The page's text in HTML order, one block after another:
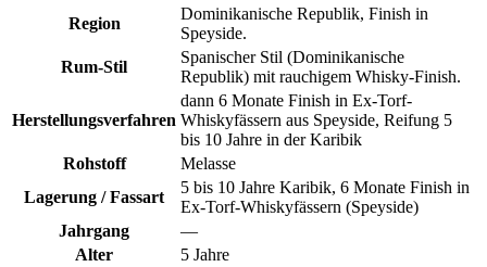
Region
Dominikanische Republik, Finish in
Speyside.
Rum-Stil
Spanischer Stil (Dominikanische
Republik) mit rauchigem Whisky-Finish.
Herstellungsverfahren
dann 6 Monate Finish in Ex-Torf-
Whiskyfässern aus Speyside, Reifung 5
bis 10 Jahre in der Karibik
Rohstoff
Melasse
Lagerung / Fassart
5 bis 10 Jahre Karibik, 6 Monate Finish in
Ex-Torf-Whiskyfässern (Speyside)
Jahrgang
—
Alter
5 Jahre